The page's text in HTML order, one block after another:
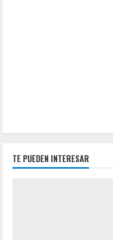
TE PUEDEN INTERESAR